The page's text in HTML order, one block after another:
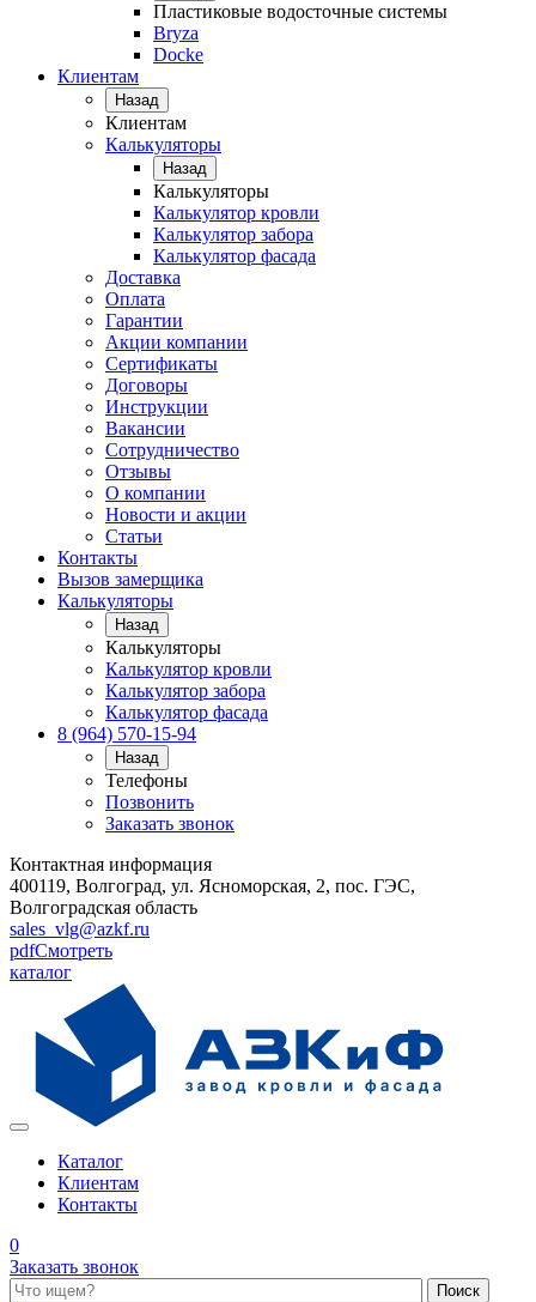
Пластиковые водосточные системы
Bryza
Docke
Клиентам
Назад
Клиентам
Калькуляторы
Назад
Калькуляторы
Калькулятор кровли
Калькулятор забора
Калькулятор фасада
Доставка
Оплата
Гарантии
Акции компании
Сертификаты
Договоры
Инструкции
Вакансии
Сотрудничество
Отзывы
О компании
Новости и акции
Статьи
Контакты
Вызов замерщика
Калькуляторы
Назад
Калькуляторы
Калькулятор кровли
Калькулятор забора
Калькулятор фасада
8 (964) 570-15-94
Назад
Телефоны
Позвонить
Заказать звонок
Контактная информация
400119, Волгоград, ул. Ясноморская, 2, пос. ГЭС,
Волгоградская область
sales_vlg@azkf.ru
pdfСмотреть
каталог
Каталог
Клиентам
Контакты
0
Заказать звонок
Поиск по каталогу